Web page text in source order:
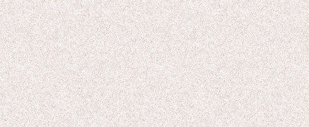
絞り込む